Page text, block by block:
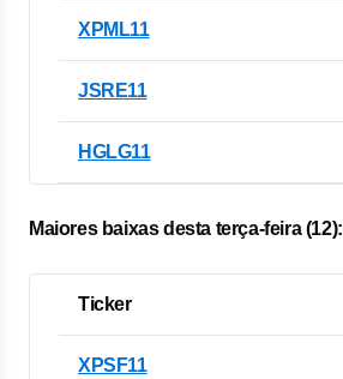
XPML11
JSRE11
HGLG11
Maiores baixas desta terça-feira (12):
Ticker
XPSF11